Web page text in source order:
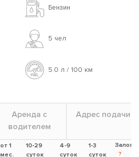
Бензин
5 чел
5.0 л / 100 км
Аренда с
водителем
Адрес подачи
от 1
мес.
10-29
суток
4-9
суток
1-3
суток
Залог
?